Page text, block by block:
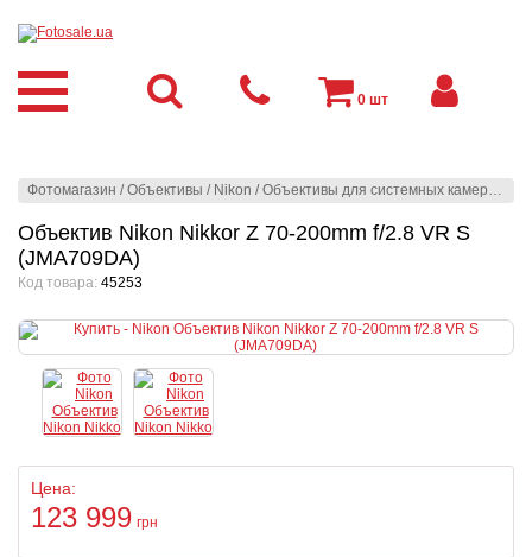
Фотомагазин /Объективы / Nikon /Объективы для системных камер /
Объектив Nikon Nikkor Z 70-200mm f/2.8 VR S
(JMA709DA)
Код товара: 45253
Цена:
123 999 грн
0 шт